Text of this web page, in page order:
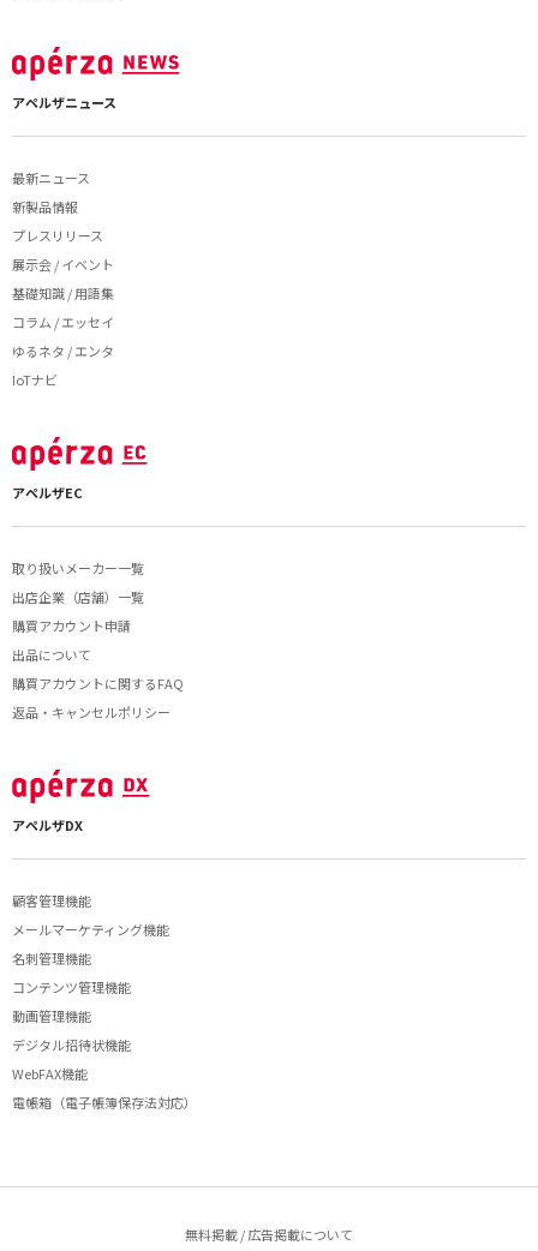
アペルザニュース
最新ニュース
新製品情報
プレスリリース
展示会 / イベント
基礎知識 / 用語集
コラム / エッセイ
ゆるネタ / エンタ
IoTナビ
アペルザEC
取り扱いメーカー一覧
出店企業（店舗）一覧
購買アカウント申請
出品について
購買アカウントに関するFAQ
返品・キャンセルポリシー
アペルザDX
顧客管理機能
メールマーケティング機能
名刺管理機能
コンテンツ管理機能
動画管理機能
デジタル招待状機能
WebFAX機能
電帳箱（電子帳簿保存法対応）
無料掲載 / 広告掲載について